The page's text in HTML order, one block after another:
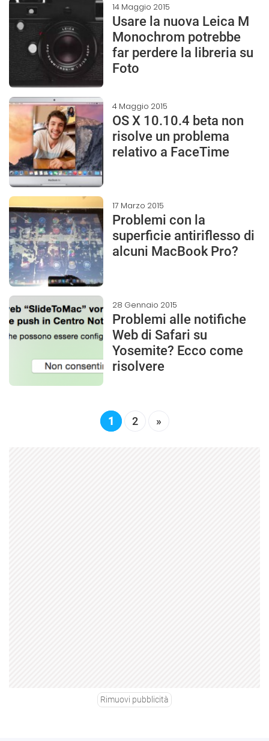
14 Maggio 2015
Usare la nuova Leica M
Monochrom potrebbe
far perdere la libreria su
Foto
4 Maggio 2015
OS X 10.10.4 beta non
risolve un problema
relativo a FaceTime
17 Marzo 2015
Problemi con la
superficie antiriflesso di
alcuni MacBook Pro?
28 Gennaio 2015
Problemi alle notifiche
Web di Safari su
Yosemite? Ecco come
risolvere
1 2 »
Rimuovi pubblicità